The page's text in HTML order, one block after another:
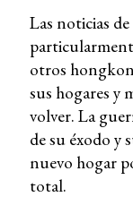
Las noticias
otros
sus hogares y
volver. La
de su éxodo y
nuevo hogar
total.